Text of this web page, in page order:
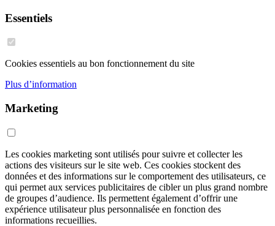
Essentiels
Cookies essentiels au bon fonctionnement du site
Plus d’information
Marketing
Les cookies marketing sont utilisés pour suivre et collecter les
actions des visiteurs sur le site web. Ces cookies stockent des
données et des informations sur le comportement des utilisateurs, ce
qui permet aux services publicitaires de cibler un plus grand nombre
de groupes d’audience. Ils permettent également d’offrir une
expérience utilisateur plus personnalisée en fonction des
informations recueillies.